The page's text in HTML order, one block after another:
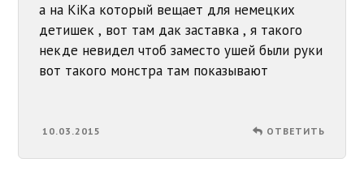
а на KiKa который вещает для немецких
детишек , вот там дак заставка , я такого
некде невидел чтоб заместо ушей были руки
вот такого монстра там показывают
10.03.2015 ОТВЕТИТЬ